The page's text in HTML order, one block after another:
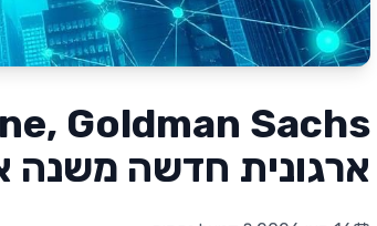
ארגונית חדשה משנה את